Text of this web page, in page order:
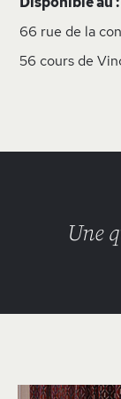
66 rue de la
56 cours de
Une